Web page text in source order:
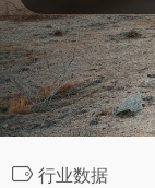
行业数据